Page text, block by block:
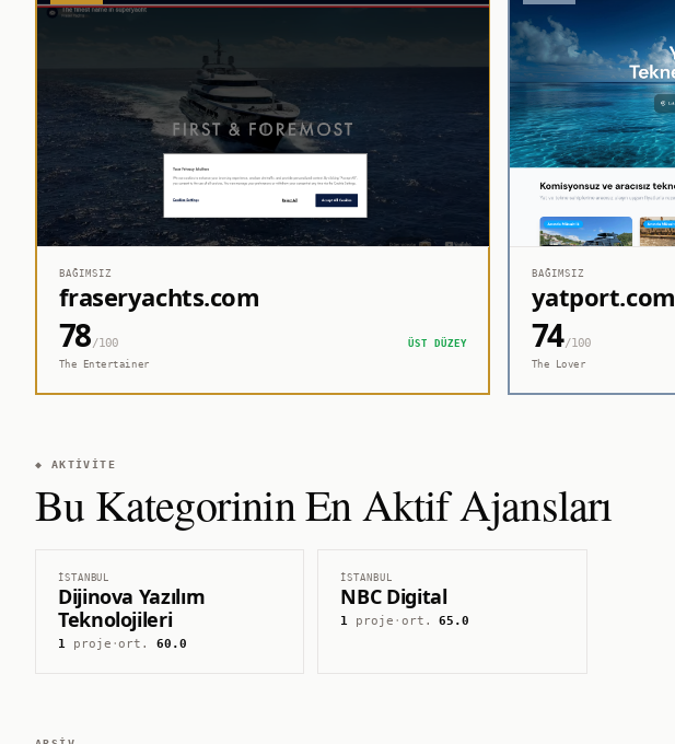
BAĞIMSIZ
fraseryachts.com
78/100
ÜST DÜZEY
The Entertainer
BAĞIMSIZ
yatport.com
74/100
The Lover
◆ AKTIVITE
Bu Kategorinin En Aktif Ajansları
İSTANBUL
Dijinova Yazılım
Teknolojileri
1proje ·ort.60.0
İSTANBUL
NBC Digital
1 proje · ort.65.0